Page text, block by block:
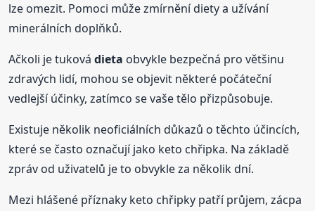
lze omezit. Pomoci může zmírnění diety a užívání
minerálních doplňků.
Ačkoli je tukovádieta obvykle bezpečná pro většinu
zdravých lidí, mohou se objevit některé počáteční
vedlejší účinky, zatímco se vaše tělo přizpůsobuje.
Existuje několik neoficiálních důkazů o těchto účincích,
které se často označují jako keto chřipka. Na základě
zpráv od uživatelů je to obvykle za několik dní.
Mezi hlášené příznaky keto chřipky patří průjem, zácpa